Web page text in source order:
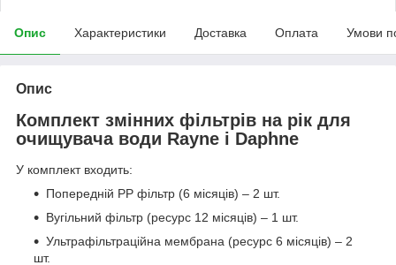
Опис Характеристики Доставка Оплата Умови
Опис
Комплект змінних фільтрів на рік для
очищувача води Rayne і Daphne
У комплект входить:
Попередній PP фільтр (6 місяців) – 2 шт.
Вугільний фільтр (ресурс 12 місяців) – 1 шт.
Ультрафільтраційна мембрана (ресурс 6 місяців) – 2
шт.